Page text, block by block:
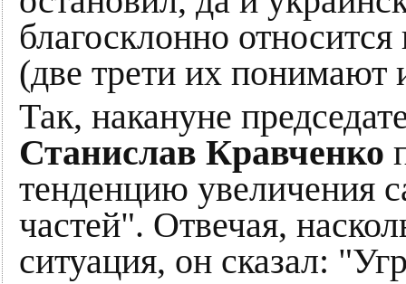
благосклонно
(две трети их понимают
Так, накануне
Станислав Кравченко
тенденцию увеличения
частей". Отвечая,
ситуация, он сказал: